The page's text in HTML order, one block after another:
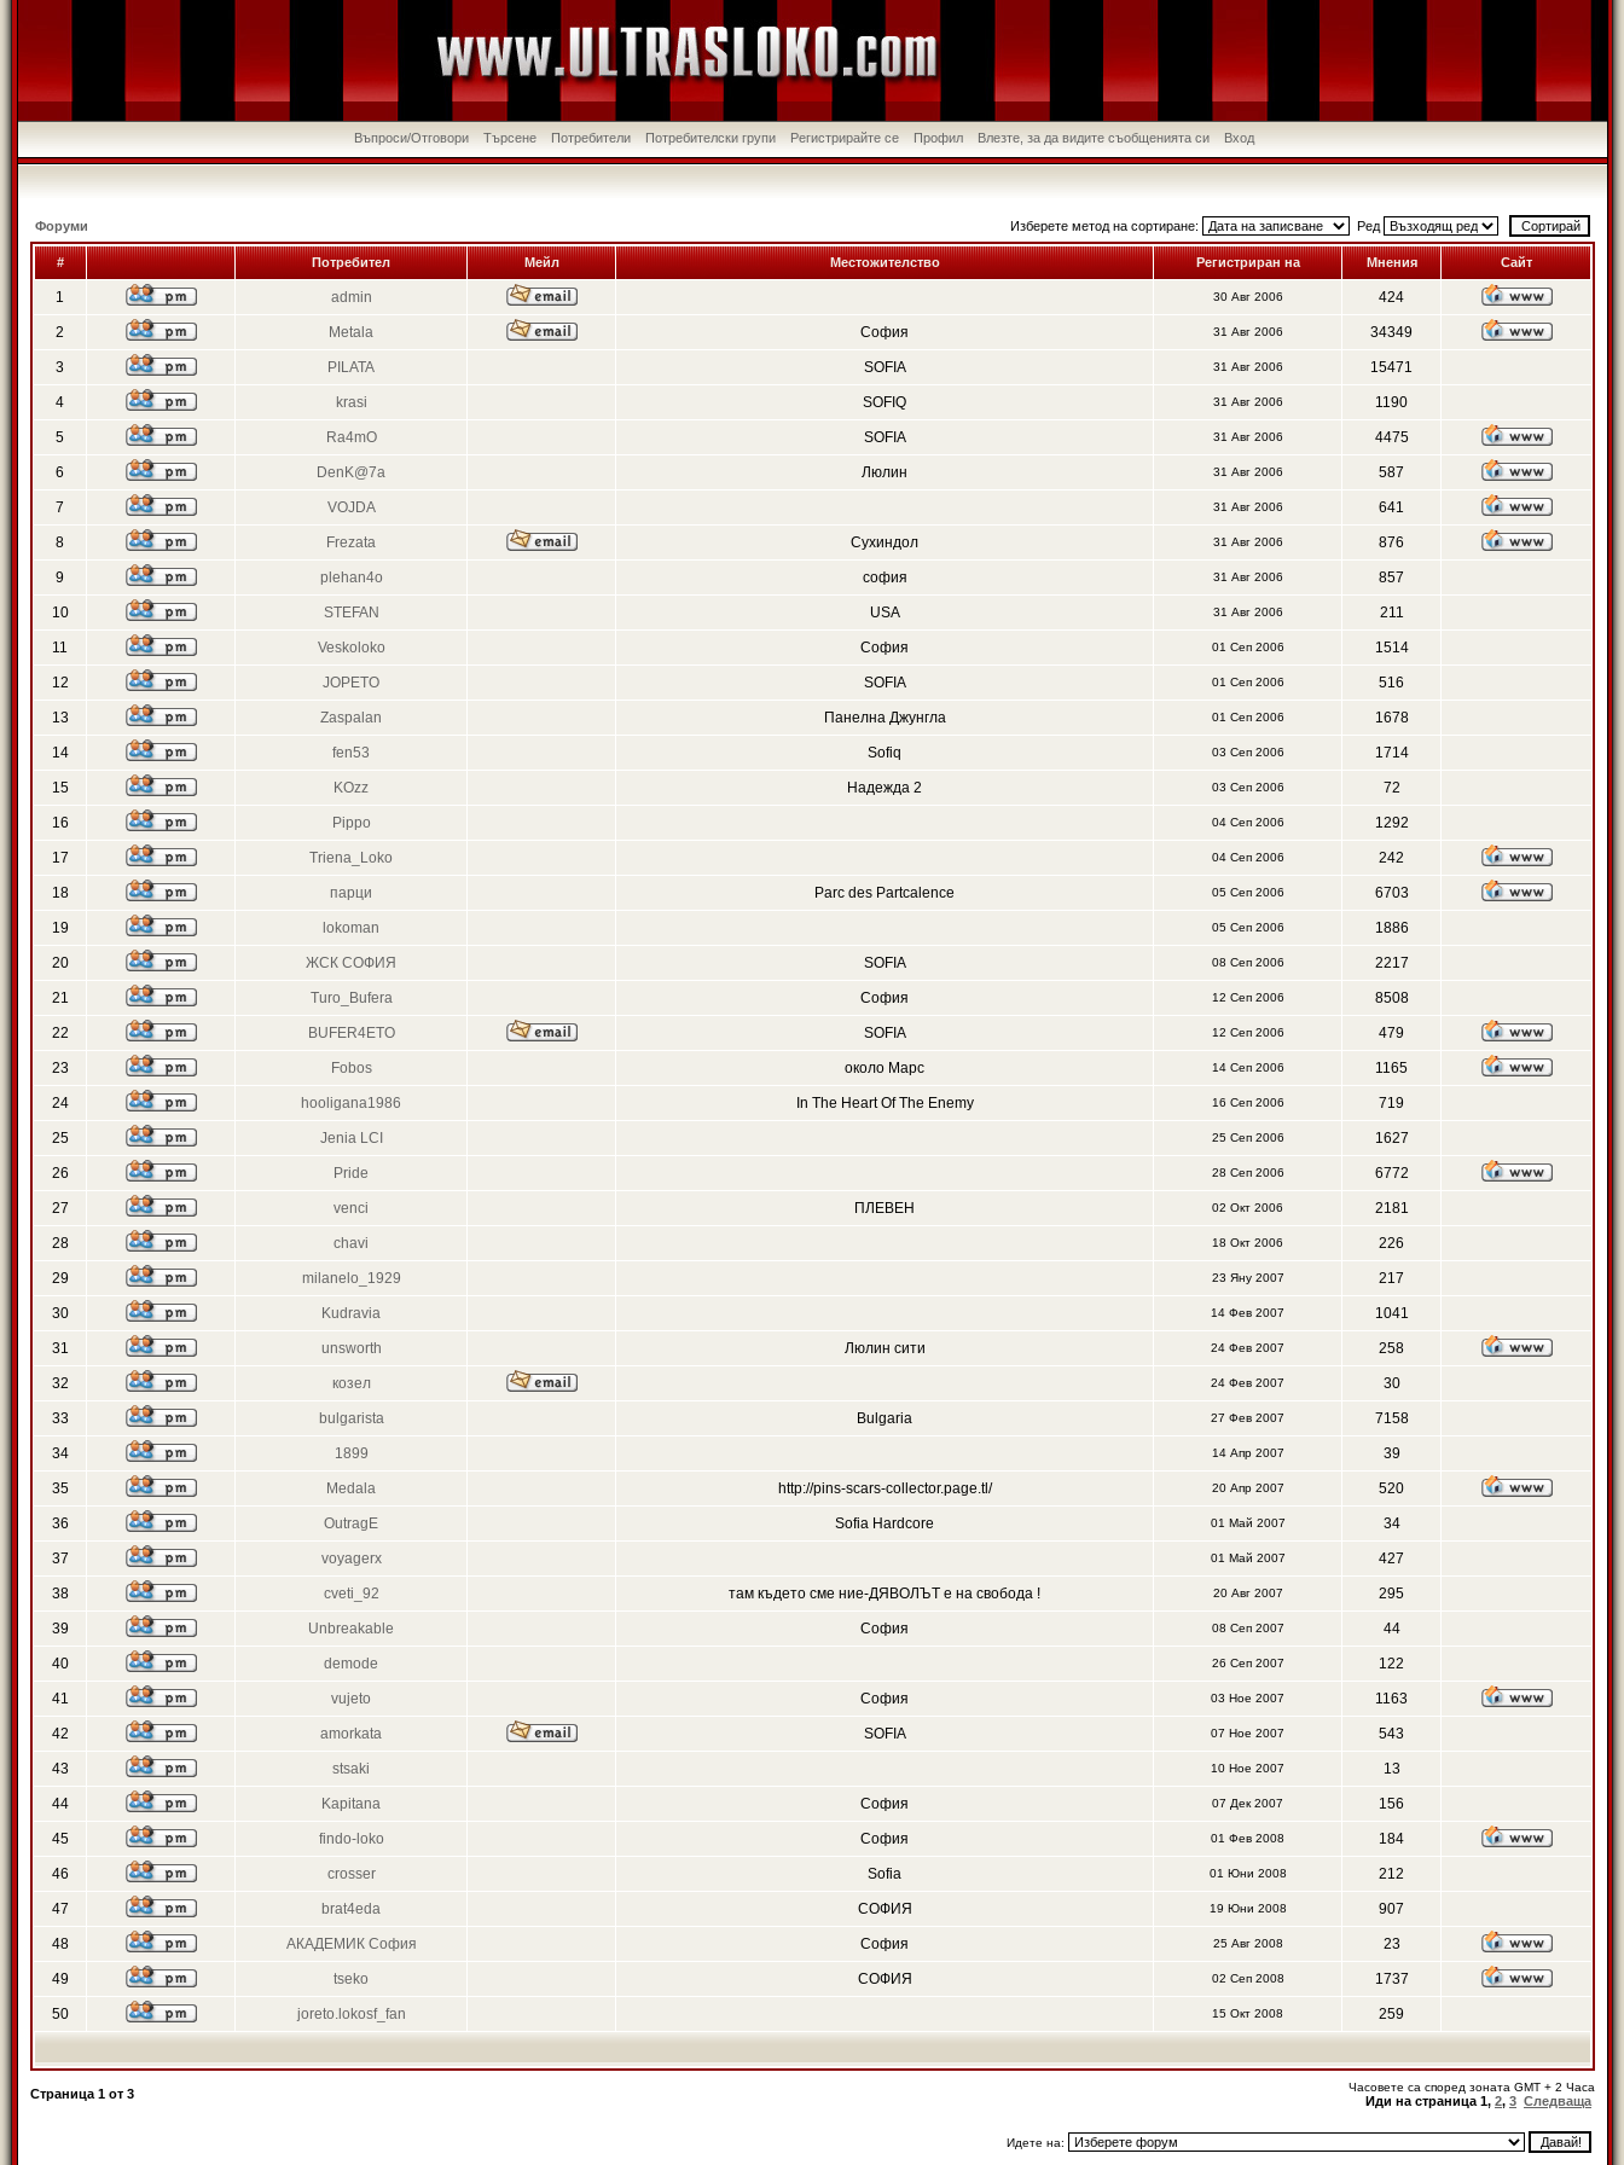
Въпроси/Отговори Търсене Потребители Потребителски групи Регистрирайте се Профил Влезте, за да видите съобщенията си Вход
Форуми Изберете метод на сортиране: Ред
# Потребител Мейл Местожителство Регистриран на Мнения Сайт
1 admin 30 Авг 2006 424
2 Metala София 31 Авг 2006 34349
3 PILATA SOFIA 31 Авг 2006 15471
4 krasi SOFIQ 31 Авг 2006 1190
5 Ra4mO SOFIA 31 Авг 2006 4475
6 DenK@7a Люлин 31 Авг 2006 587
7 VOJDA 31 Авг 2006 641
8 Frezata Сухиндол 31 Авг 2006 876
9 plehan4o софия 31 Авг 2006 857
10 STEFAN USA 31 Авг 2006 211
11 Veskoloko София 01 Сеп 2006 1514
12 JOPETO SOFIA 01 Сеп 2006 516
13 Zaspalan Панелна Джунгла 01 Сеп 2006 1678
14 fen53 Sofiq 03 Сеп 2006 1714
15 KOzz Надежда 2 03 Сеп 2006 72
16 Pippo 04 Сеп 2006 1292
17 Triena_Loko 04 Сеп 2006 242
18 парци Parc des Partcalence 05 Сеп 2006 6703
19 lokoman 05 Сеп 2006 1886
20 ЖСК СОФИЯ SOFIA 08 Сеп 2006 2217
21 Turo_Bufera София 12 Сеп 2006 8508
22 BUFER4ETO SOFIA 12 Сеп 2006 479
23 Fobos около Марс 14 Сеп 2006 1165
24 hooligana1986 In The Heart Of The Enemy 16 Сеп 2006 719
25 Jenia LCI 25 Сеп 2006 1627
26 Pride 28 Сеп 2006 6772
27 venci ПЛЕВЕН 02 Окт 2006 2181
28 chavi 18 Окт 2006 226
29 milanelo_1929 23 Яну 2007 217
30 Kudravia 14 Фев 2007 1041
31 unsworth Люлин сити 24 Фев 2007 258
32 козел 24 Фев 2007 30
33 bulgarista Bulgaria 27 Фев 2007 7158
34 1899 14 Апр 2007 39
35 Medala http://pins-scars-collector.page.tl/ 20 Апр 2007 520
36 OutragE Sofia Hardcore 01 Май 2007 34
37 voyagerx 01 Май 2007 427
38 cveti_92 там където сме ние-ДЯВОЛЪТ е на свобода ! 20 Авг 2007 295
39 Unbreakable София 08 Сеп 2007 44
40 demode 26 Сеп 2007 122
41 vujeto София 03 Ное 2007 1163
42 amorkata SOFIA 07 Ное 2007 543
43 stsaki 10 Ное 2007 13
44 Kapitana София 07 Дек 2007 156
45 findo-loko София 01 Фев 2008 184
46 crosser Sofia 01 Юни 2008 212
47 brat4eda СОФИЯ 19 Юни 2008 907
48 АКАДЕМИК София София 25 Авг 2008 23
49 tseko СОФИЯ 02 Сеп 2008 1737
50 joreto.lokosf_fan 15 Окт 2008 259
Страница 1 от 3 Часовете са според зоната GMT + 2 Часа
Иди на страница 1, 2, 3 Следваща
Идете на: